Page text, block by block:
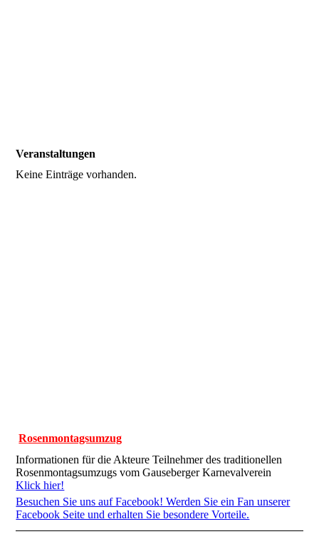
Veranstaltungen
Keine Einträge vorhanden.
Rosenmontagsumzug
Informationen für die Akteure Teilnehmer des traditionellen
Rosenmontagsumzugs vom Gauseberger Karnevalverein
Klick hier!
Besuchen Sie uns auf Facebook! Werden Sie ein Fan unserer
Facebook Seite und erhalten Sie besondere Vorteile.